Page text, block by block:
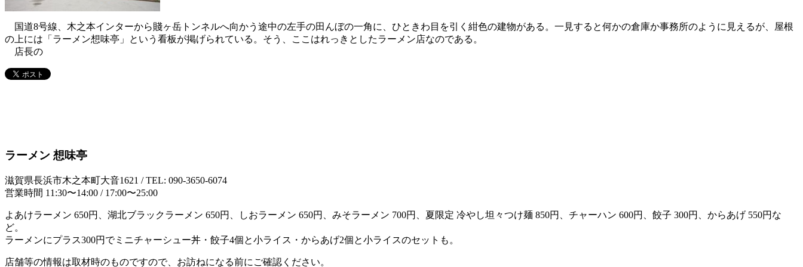
国道8号線、木之本インターから賤ヶ岳トンネルへ向かう途中の左手の田んぼの一角に、ひときわ目を引く紺色の建物がある。一見すると何かの倉庫か事務所のように見えるが、屋根
の上には「ラーメン想味亭」という看板が掲げられている。そう、ここはれっきとしたラーメン店なのである。
店長の
ラーメン 想味亭
滋賀県長浜市木之本町大音1621 / TEL: 090-3650-6074
営業時間 11:30〜14:00 / 17:00〜25:00
よあけラーメン 650円、湖北ブラックラーメン 650円、しおラーメン 650円、みそラーメン 700円、夏限定 冷やし坦々つけ麺 850円、チャーハン 600円、餃子 300円、からあげ 550円な
ど。
ラーメンにプラス300円でミニチャーシュー丼・餃子4個と小ライス・からあげ2個と小ライスのセットも。
店舗等の情報は取材時のものですので、お訪ねになる前にご確認ください。